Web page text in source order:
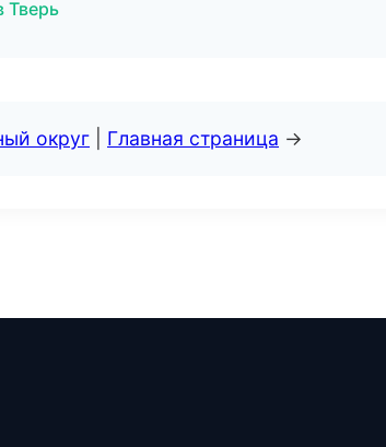
Тверь
округ Главная страница →